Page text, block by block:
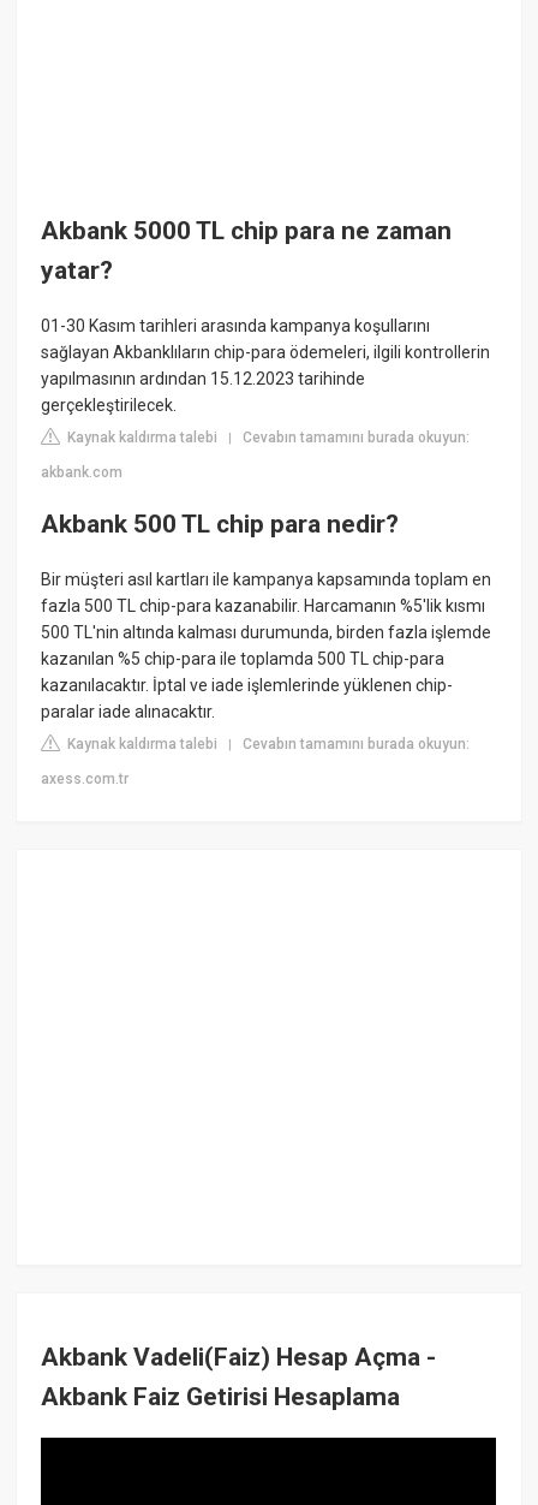
Akbank 5000 TL chip para ne zaman
yatar?
01-30 Kasım tarihleri arasında kampanya koşullarını
sağlayan Akbanklıların chip-para ödemeleri, ilgili kontrollerin
yapılmasının ardından 15.12.2023 tarihinde
gerçekleştirilecek.
Kaynak kaldırma talebi |Cevabın tamamını burada okuyun:
akbank.com
Akbank 500 TL chip para nedir?
Bir müşteri asıl kartları ile kampanya kapsamında toplam en
fazla 500 TL chip-para kazanabilir. Harcamanın %5'lik kısmı
500 TL'nin altında kalması durumunda, birden fazla işlemde
kazanılan %5 chip-para ile toplamda 500 TL chip-para
kazanılacaktır. İptal ve iade işlemlerinde yüklenen chip-
paralar iade alınacaktır.
Kaynak kaldırma talebi |Cevabın tamamını burada okuyun:
axess.com.tr
Akbank Vadeli(Faiz) Hesap Açma -
Akbank Faiz Getirisi Hesaplama